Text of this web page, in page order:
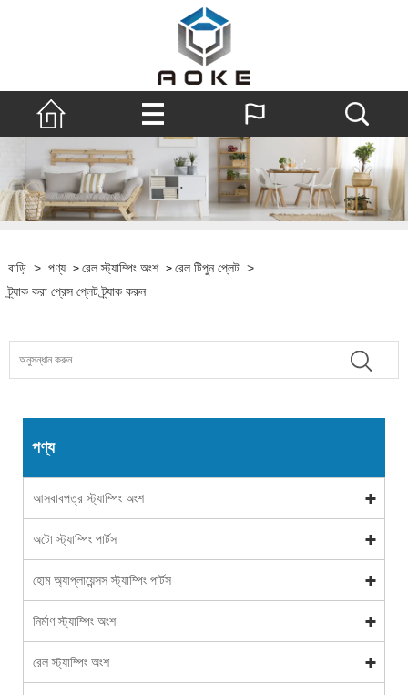
বাড়ি > পণ্য > রেল স্ট্যাম্পিং অংশ > রেল টিপুন প্লেট >
ট্র্যাক করা প্রেস প্লেট ট্র্যাক করুন
পণ্য
আসবাবপত্র স্ট্যাম্পিং অংশ
অটো স্ট্যাম্পিং পার্টস
হোম অ্যাপ্লায়েন্সস স্ট্যাম্পিং পার্টস
নির্মাণ স্ট্যাম্পিং অংশ
রেল স্ট্যাম্পিং অংশ